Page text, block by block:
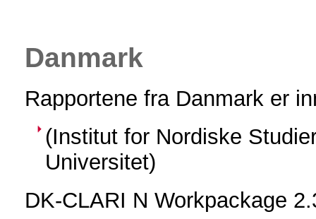
Danmark
Rapportene fra Danmark er
(Institut for Nordiske
Universitet)
DK-CLARI N Workpackage